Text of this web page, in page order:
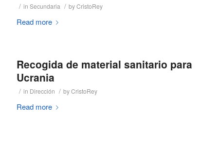
/ in Secundaria / byCristoRey
Read more
Recogida de material sanitario para
Ucrania
/ in Dirección / byCristoRey
Read more